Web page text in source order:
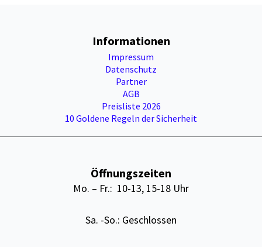
Informationen
Impressum
Datenschutz
Partner
AGB
Preisliste 2026
10 Goldene Regeln der Sicherheit
Öffnungszeiten
Mo. – Fr.: 10-13, 15-18 Uhr
Sa. -So.: Geschlossen